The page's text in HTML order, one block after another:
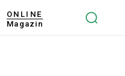
ONLINE
Magazin